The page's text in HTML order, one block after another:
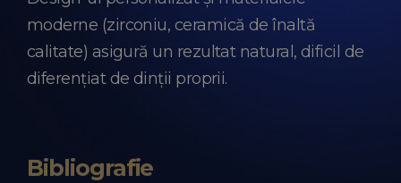
moderne (zirconiu, ceramică de înaltă
calitate) asigură un rezultat natural, dificil de
diferențiat de dinții proprii.
Bibliografie